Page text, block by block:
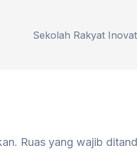
Ruas yang wajib